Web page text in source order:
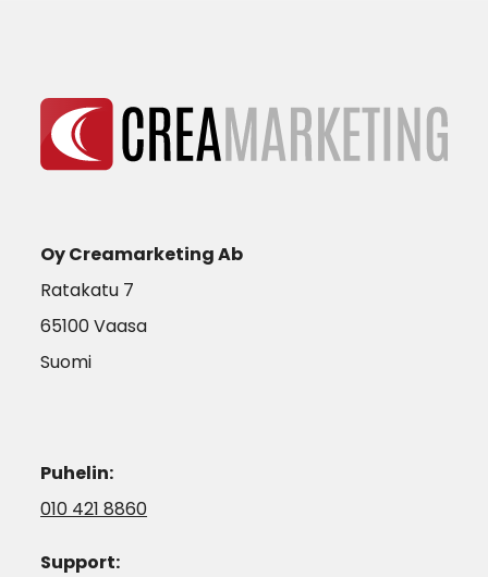
Oy Creamarketing Ab
Ratakatu 7
65100 Vaasa
Suomi
Puhelin:
010 421 8860
Support: